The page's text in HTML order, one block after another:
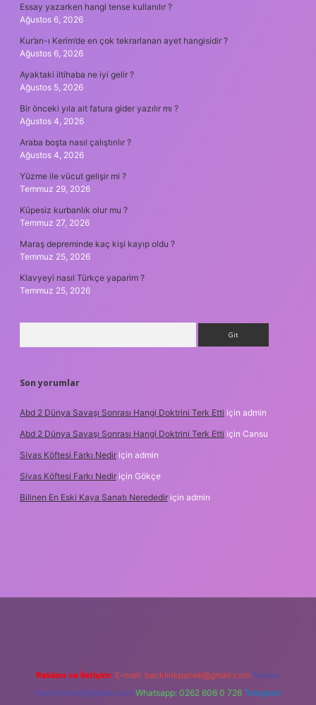
Essay yazarken hangi tense kullanılır ?
Ağustos 6, 2026
Kur’an-ı Kerim’de en çok tekrarlanan ayet hangisidir ?
Ağustos 6, 2026
Ayaktaki iltihaba ne iyi gelir ?
Ağustos 5, 2026
Bir önceki yıla ait fatura gider yazılır mı ?
Ağustos 4, 2026
Araba boşta nasıl çalıştırılır ?
Ağustos 4, 2026
Yüzme ile vücut gelişir mi ?
Temmuz 29, 2026
Küpesiz kurbanlık olur mu ?
Temmuz 27, 2026
Maraş depreminde kaç kişi kayıp oldu ?
Temmuz 25, 2026
Klavyeyi nasıl Türkçe yaparim ?
Temmuz 25, 2026
Son yorumlar
Abd 2 Dünya Savaşı Sonrası Hangi Doktrini Terk Etti için admin
Abd 2 Dünya Savaşı Sonrası Hangi Doktrini Terk Etti için Cansu
Sivas Köftesi Farkı Nedir için admin
Sivas Köftesi Farkı Nedir için Gökçe
Bilinen En Eski Kaya Sanatı Nerededir için admin
Reklam ve İletişim: E-mail: backlinkpaneli@gmail.com Teams:
forumhizmeti@gmail.com Whatsapp: 0262 606 0 726 Telegram: